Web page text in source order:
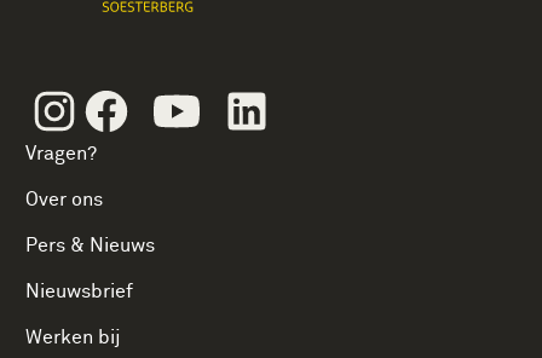
InstagramFacebookYoutube
Vragen?
Over ons
Pers & Nieuws
Nieuwsbrief
Werken bij